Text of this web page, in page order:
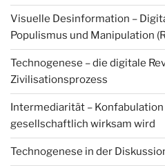
Visuelle Desinformation –
Populismus und Manipulation
Technogenese – die digitale
Zivilisationsprozess
Intermediarität – Konfabulation
gesellschaftlich wirksam wird
Technogenese in der